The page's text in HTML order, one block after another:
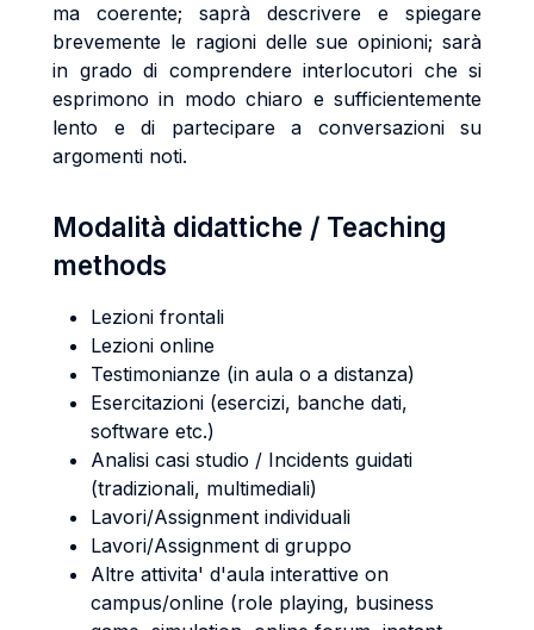
ma coerente; saprà descrivere e spiegare
brevemente le ragioni delle sue opinioni; sarà
in grado di comprendere interlocutori che si
esprimono in modo chiaro e sufficientemente
lento e di partecipare a conversazioni su
argomenti noti.
Modalità didattiche / Teaching
methods
Lezioni frontali
Lezioni online
Testimonianze (in aula o a distanza)
Esercitazioni (esercizi, banche dati,
software etc.)
Analisi casi studio / Incidents guidati
(tradizionali, multimediali)
Lavori/Assignment individuali
Lavori/Assignment di gruppo
Altre attivita' d'aula interattive on
campus/online (role playing, business